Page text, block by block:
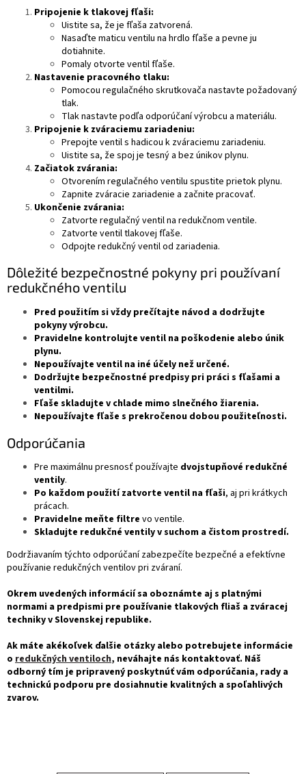
Pripojenie k tlakovej fľaši:
Uistite sa, že je fľaša zatvorená.
Nasaďte maticu ventilu na hrdlo fľaše a pevne ju
dotiahnite.
Pomaly otvorte ventil fľaše.
Nastavenie pracovného tlaku:
Pomocou regulačného skrutkovača nastavte požadovaný
tlak.
Tlak nastavte podľa odporúčaní výrobcu a materiálu.
Pripojenie k zváraciemu zariadeniu:
Prepojte ventil s hadicou k zváraciemu zariadeniu.
Uistite sa, že spoj je tesný a bez únikov plynu.
Začiatok zvárania:
Otvorením regulačného ventilu spustite prietok plynu.
Zapnite zváracie zariadenie a začnite pracovať.
Ukončenie zvárania:
Zatvorte regulačný ventil na redukčnom ventile.
Zatvorte ventil tlakovej fľaše.
Odpojte redukčný ventil od zariadenia.
Dôležité bezpečnostné pokyny pri používaní
redukčného ventilu
Pred použitím si vždy prečítajte návod a dodržujte
pokyny výrobcu.
Pravidelne kontrolujte ventil na poškodenie alebo únik
plynu.
Nepoužívajte ventil na iné účely než určené.
Dodržujte bezpečnostné predpisy pri práci s fľašami a
ventilmi.
Fľaše skladujte v chlade mimo slnečného žiarenia.
Nepoužívajte fľaše s prekročenou dobou použiteľnosti.
Odporúčania
Pre maximálnu presnosť používajte dvojstupňové redukčné
ventily.
Po každom použití zatvorte ventil na fľaši, aj pri krátkych
prácach.
Pravidelne meňte filtre vo ventile.
Skladujte redukčné ventily v suchom a čistom prostredí.
Dodržiavaním týchto odporúčaní zabezpečíte bezpečné a efektívne
používanie redukčných ventilov pri zváraní.
Okrem uvedených informácií sa oboznámte aj s platnými
normami a predpismi pre používanie tlakových fliaš a zváracej
techniky v Slovenskej republike.
Ak máte akékoľvek ďalšie otázky alebo potrebujete informácie
o redukčných ventiloch, neváhajte nás kontaktovať. Náš
odborný tím je pripravený poskytnúť vám odporúčania, rady a
technickú podporu pre dosiahnutie kvalitných a spoľahlivých
zvarov.